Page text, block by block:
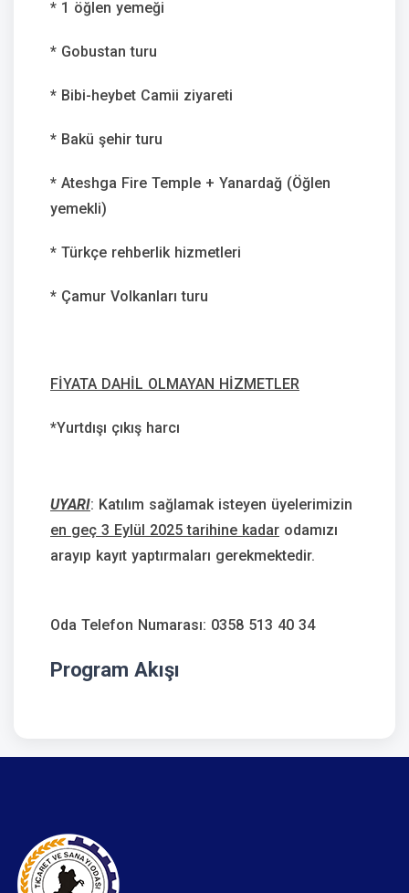
* 1 öğlen yemeği
* Gobustan turu
* Bibi-heybet Camii ziyareti
* Bakü şehir turu
* Ateshga Fire Temple + Yanardağ (Öğlen
yemekli)
* Türkçe rehberlik hizmetleri
* Çamur Volkanları turu
FİYATA DAHİL OLMAYAN HİZMETLER
*Yurtdışı çıkış harcı
UYARI: Katılım sağlamak isteyen üyelerimizin
en geç 3 Eylül 2025 tarihine kadar odamızı
arayıp kayıt yaptırmaları gerekmektedir.
Oda Telefon Numarası: 0358 513 40 34
Program Akışı